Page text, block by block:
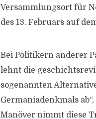
Versammlungsort für
des 13. Februars auf
Bei Politikern anderer
lehnt die
sogenannten
Germaniadenkmals
Manöver nimmt diese